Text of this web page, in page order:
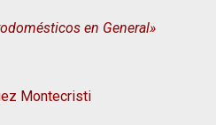
en General»
Montecristi